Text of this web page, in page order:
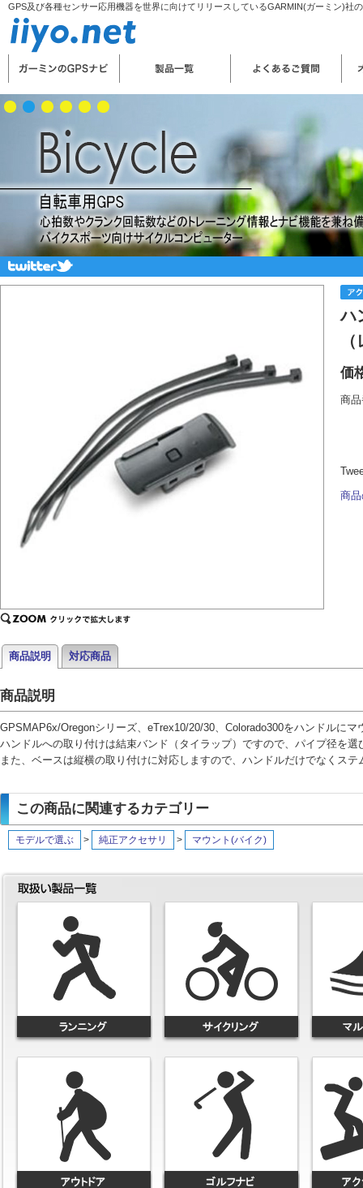
GPS及び各種センサー応用機器を世界に向けてリリースしているGARMIN(ガーミン)社
ハ
価
商
商
商品説明 対応商品
商品説明
GPSMAP6x/Oregonシリーズ、eTrex10/20/30、Colorado300をハンドルにマ
ハンドルへの取り付けは結束バンド（タイラップ）ですので、パイプ径を選
また、ベースは縦横の取り付けに対応しますので、ハンドルだけでなくス
この商品に関連するカテゴリー
モデルで選ぶ > 純正アクセサリ > マウント(バイク)